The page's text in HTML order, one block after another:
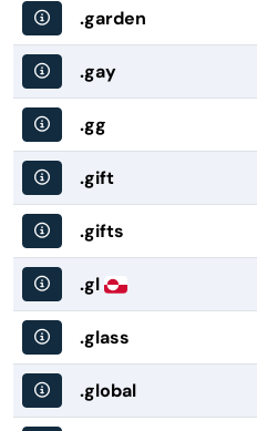
.garden
.gay
.gg
.gift
.gifts
.gl
.glass
.global